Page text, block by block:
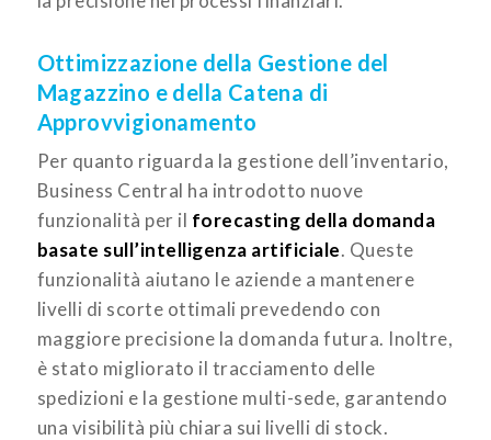
Ottimizzazione della Gestione del
Magazzino e della Catena di
Approvvigionamento
Per quanto riguarda la gestione dell’inventario,
Business Central ha introdotto nuove
funzionalità per il forecasting della domanda
basate sull’intelligenza artificiale. Queste
funzionalità aiutano le aziende a mantenere
livelli di scorte ottimali prevedendo con
maggiore precisione la domanda futura. Inoltre,
è stato migliorato il tracciamento delle
spedizioni e la gestione multi-sede, garantendo
una visibilità più chiara sui livelli di stock.